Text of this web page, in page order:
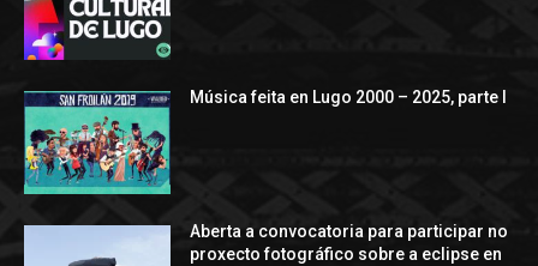
Música feita en Lugo 2000 – 2025, parte I
Aberta a convocatoria para participar no
proxecto fotográfico sobre a eclipse en